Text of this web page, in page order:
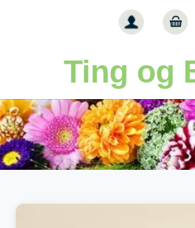
Ting og